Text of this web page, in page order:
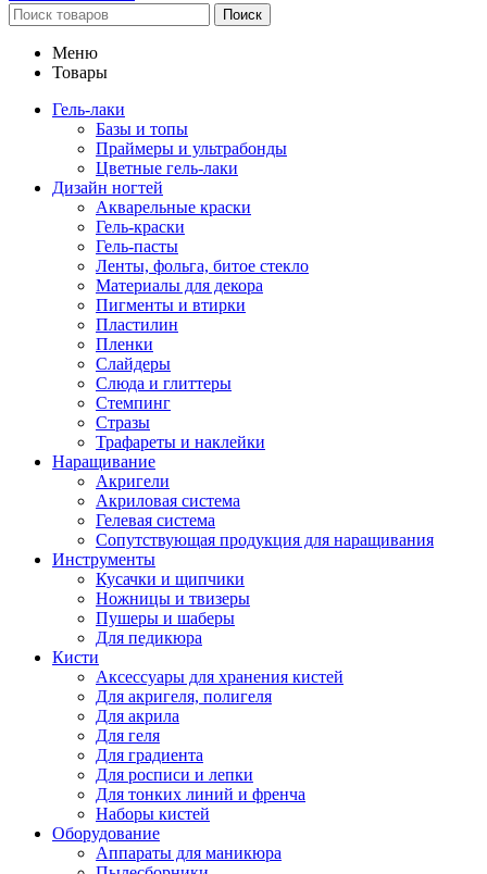
Поиск
Меню
Товары
Гель-лаки
Базы и топы
Праймеры и ультрабонды
Цветные гель-лаки
Дизайн ногтей
Акварельные краски
Гель-краски
Гель-пасты
Ленты, фольга, битое стекло
Материалы для декора
Пигменты и втирки
Пластилин
Пленки
Слайдеры
Слюда и глиттеры
Стемпинг
Стразы
Трафареты и наклейки
Наращивание
Акригели
Акриловая система
Гелевая система
Сопутствующая продукция для наращивания
Инструменты
Кусачки и щипчики
Ножницы и твизеры
Пушеры и шаберы
Для педикюра
Кисти
Аксессуары для хранения кистей
Для акригеля, полигеля
Для акрила
Для геля
Для градиента
Для росписи и лепки
Для тонких линий и френча
Наборы кистей
Оборудование
Аппараты для маникюра